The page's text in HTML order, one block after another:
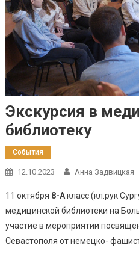
Экскурсия в
библиотеку
События
12.10.2023 Анна Задвицкая
11 октября 8-Акласс (кл.рук
медицинской библиотеки на
участие в мероприятии
Севастополя от немецко-